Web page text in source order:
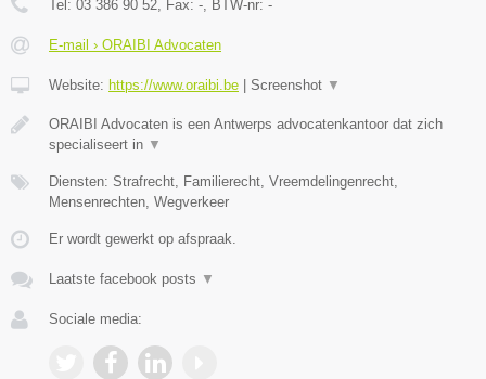
Tel: 03 386 90 52 , Fax: - , BTW-nr: -
E-mail › ORAIBI Advocaten
Website: https://www.oraibi.be | Screenshot ▼
ORAIBI Advocaten is een Antwerps advocatenkantoor dat zich
specialiseert in ▼
Diensten: Strafrecht, Familierecht, Vreemdelingenrecht,
Mensenrechten, Wegverkeer
Er wordt gewerkt op afspraak.
Laatste facebook posts ▼
Sociale media: